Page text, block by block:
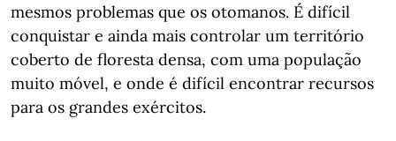
mesmos problemas que os otomanos. É difícil
conquistar e ainda mais controlar um território
coberto de floresta densa, com uma população
muito móvel, e onde é difícil encontrar recursos
para os grandes exércitos.